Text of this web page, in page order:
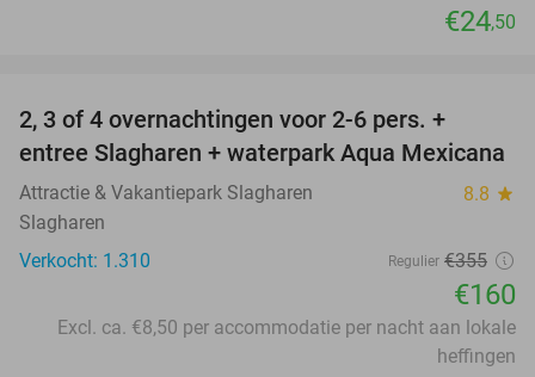
€24,50
2, 3 of 4 overnachtingen voor 2-6 pers. +
entree Slagharen + waterpark Aqua Mexicana
Attractie & Vakantiepark Slagharen 8.8 star
Slagharen
Verkocht: 1.310
Regulier €355
€160
Excl. ca. €8,50 per accommodatie per nacht aan lokale
heffingen